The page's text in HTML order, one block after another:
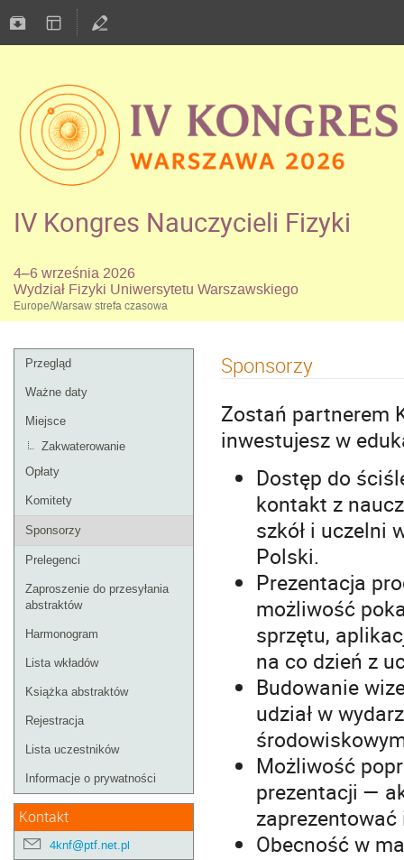
IV Kongres Nauczycieli Fizyki
4–6 września 2026
Wydział Fizyki Uniwersytetu Warszawskiego
Europe/Warsaw strefa czasowa
Przegląd
Ważne daty
Miejsce
Zakwaterowanie
Opłaty
Komitety
Sponsorzy
Prelegenci
Zaproszenie do przesyłania
abstraktów
Harmonogram
Lista wkładów
Książka abstraktów
Rejestracja
Lista uczestników
Informacje o prywatności
Kontakt
4knf@ptf.net.pl
Sponsorzy
Zostań partnerem
inwestujesz w
Dostęp do
kontakt z
szkół i uczelni
Polski.
Prezentacja
możliwość
sprzętu,
na co dzień z
Budowanie
udział w
Możliwość
prezentacji —
Obecność w